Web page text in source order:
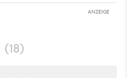
ANZEIGE
(18)